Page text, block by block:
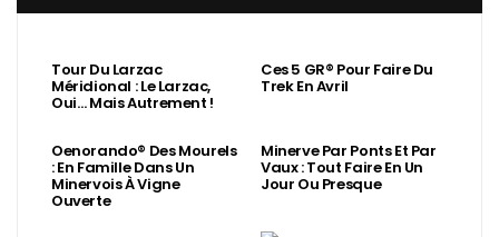
Tour Du Larzac
Méridional : Le Larzac,
Oui… Mais Autrement !
Ces 5 GR® Pour Faire Du
Trek En Avril
Oenorando® Des Mourels
: En Famille Dans Un
Minervois À Vigne
Ouverte
Minerve Par Ponts Et Par
Vaux : Tout Faire En Un
Jour Ou Presque